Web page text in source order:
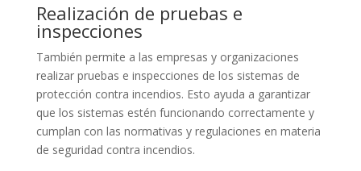
Realización de pruebas e
inspecciones
También permite a las empresas y organizaciones
realizar pruebas e inspecciones de los sistemas de
protección contra incendios. Esto ayuda a garantizar
que los sistemas estén funcionando correctamente y
cumplan con las normativas y regulaciones en materia
de seguridad contra incendios.